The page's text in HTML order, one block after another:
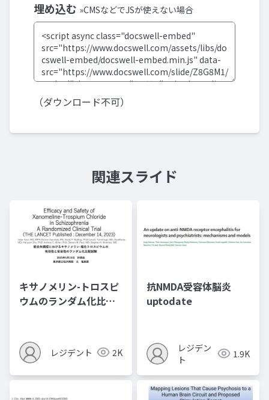
埋め込む »CMSなどでJSが使えない場合
（ダウンロード不可）
関連スライド
キサノメリン-トロスピ
ウムのランダム化比較
レジデント 2K
抗NMDA受容体脳炎
uptodate
レジデン
ト
1.9K